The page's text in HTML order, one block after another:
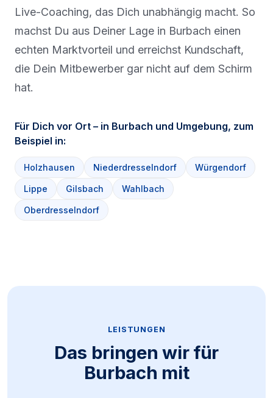
Live-Coaching, das Dich unabhängig macht. So
machst Du aus Deiner Lage in Burbach einen
echten Marktvorteil und erreichst Kundschaft,
die Dein Mitbewerber gar nicht auf dem Schirm
hat.
Für Dich vor Ort – in Burbach und Umgebung, zum
Beispiel in:
Holzhausen Niederdresselndorf Würgendorf
Lippe Gilsbach Wahlbach
Oberdresselndorf
LEISTUNGEN
Das bringen wir für
Burbach mit